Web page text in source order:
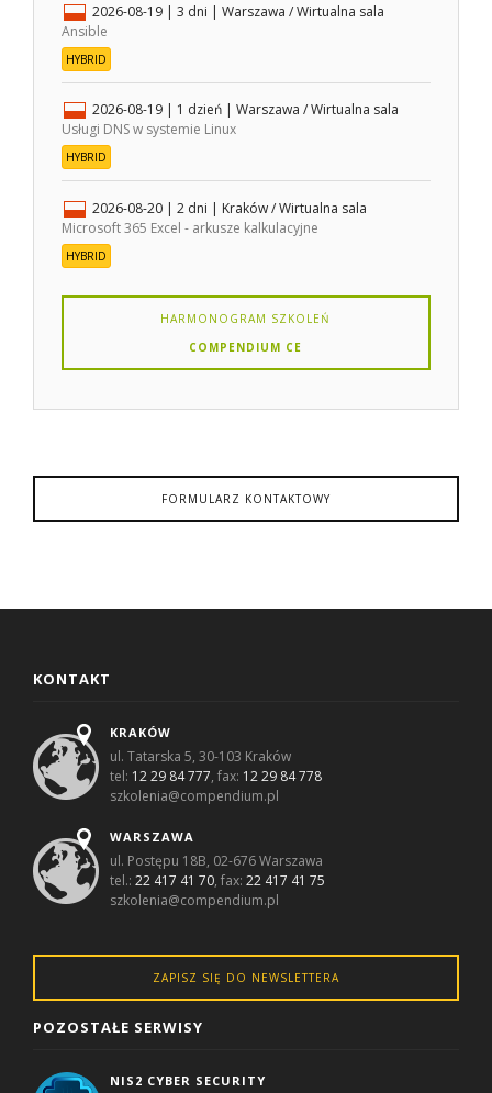
2026-08-19 | 3 dni | Warszawa / Wirtualna sala
Ansible
HYBRID
2026-08-19 | 1 dzień | Warszawa / Wirtualna sala
Usługi DNS w systemie Linux
HYBRID
2026-08-20 | 2 dni | Kraków / Wirtualna sala
Microsoft 365 Excel - arkusze kalkulacyjne
HYBRID
HARMONOGRAM SZKOLEŃ
COMPENDIUM CE
FORMULARZ KONTAKTOWY
KONTAKT
KRAKÓW
ul. Tatarska 5, 30-103 Kraków
tel: 12 29 84 777, fax: 12 29 84 778
szkolenia@compendium.pl
WARSZAWA
ul. Postępu 18B, 02-676 Warszawa
tel.:22 417 41 70, fax:22 417 41 75
szkolenia@compendium.pl
ZAPISZ SIĘ DO NEWSLETTERA
POZOSTAŁE SERWISY
NIS2 CYBER SECURITY